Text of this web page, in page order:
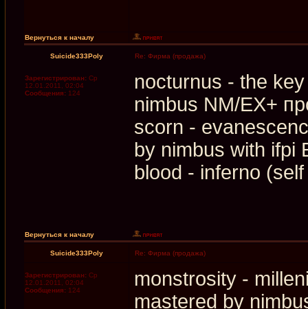
Вернуться к началу
Suicide333Poly Re: Фирма (продажа)
Зарегистрирован: Ср
12.01.2011, 02:04
Сообщения: 124
nocturnus - the
nimbus NM/EX+
scorn -
by nimbus with ifpi
blood - inferno
Вернуться к началу
Suicide333Poly Re: Фирма (продажа)
Зарегистрирован: Ср
12.01.2011, 02:04
Сообщения: 124
monstrosity -
mastered by